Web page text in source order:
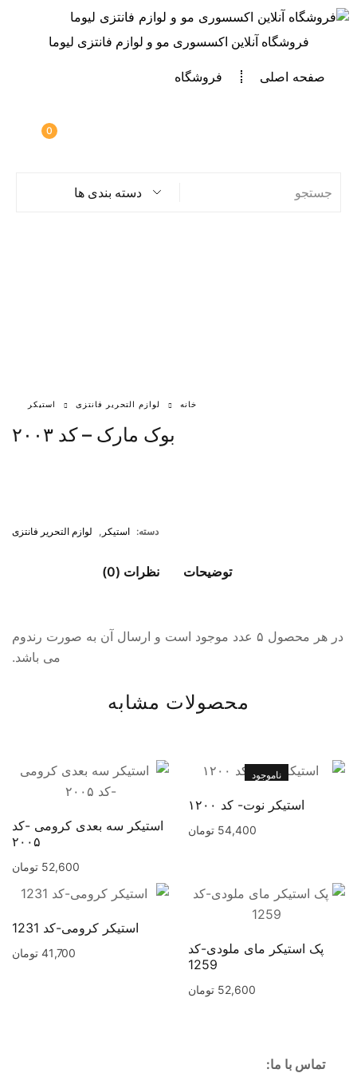
فروشگاه آنلاین اکسسوری مو و لوازم فانتزی لیوما
صفحه اصلی فروشگاه
0
دسته بندی ها
خانه لوازم التحریر فانتزی استیکر
بوک مارک – کد ۲۰۰۳
دسته: استیکر لوازم التحریر فانتزی
توضیحات نظرات (0)
در هر محصول ۵ عدد موجود است و ارسال آن به صورت رندوم
می باشد.
محصولات مشابه
ناموجود
استیکر نوت- کد ۱۲۰۰
54,400 تومان
استیکر سه بعدی کرومی -کد
۲۰۰۵
52,600 تومان
پک استیکر مای ملودی-کد
1259
52,600 تومان
استیکر کرومی-کد 1231
41,700 تومان
تماس با ما: